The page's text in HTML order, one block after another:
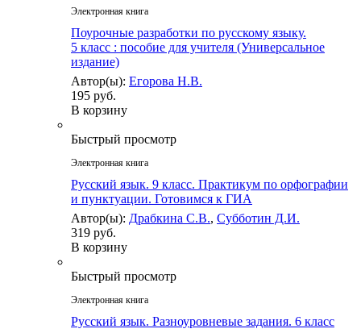
Электронная книга
Поурочные разработки по русскому языку.
5 класс : пособие для учителя (Универсальное
издание)
Автор(ы): Егорова Н.В.
195 руб.
В корзину
Быстрый просмотр
Электронная книга
Русский язык. 9 класс. Практикум по орфографии
и пунктуации. Готовимся к ГИА
Автор(ы): Драбкина С.В., Субботин Д.И.
319 руб.
В корзину
Быстрый просмотр
Электронная книга
Русский язык. Разноуровневые задания. 6 класс